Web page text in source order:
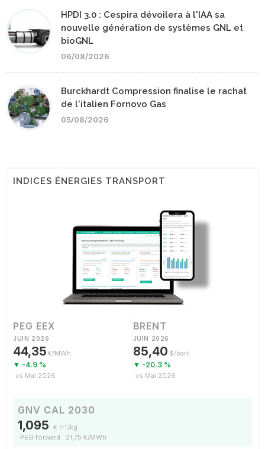
HPDI 3.0 : Cespira dévoilera à l'IAA sa
nouvelle génération de systèmes GNL et
bioGNL
06/08/2026
Burckhardt Compression finalise le rachat
de l'italien Fornovo Gas
05/08/2026
INDICES ÉNERGIES TRANSPORT
PEG EEX
JUIN 2026
44,35 €/MWh
▼ -4.9 %
vs Mai 2026
BRENT
JUIN 2026
85,40 $/baril
▼ -20.3 %
vs Mai 2026
GNV CAL 2030
1,095 € HT/kg
PEG forward : 21,75 €/MWh